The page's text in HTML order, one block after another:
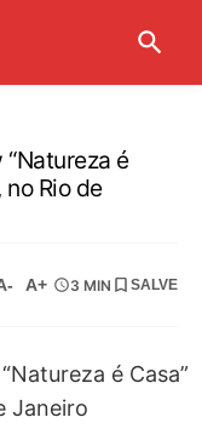
é
no Rio de
A+ 3 MIN SALVE